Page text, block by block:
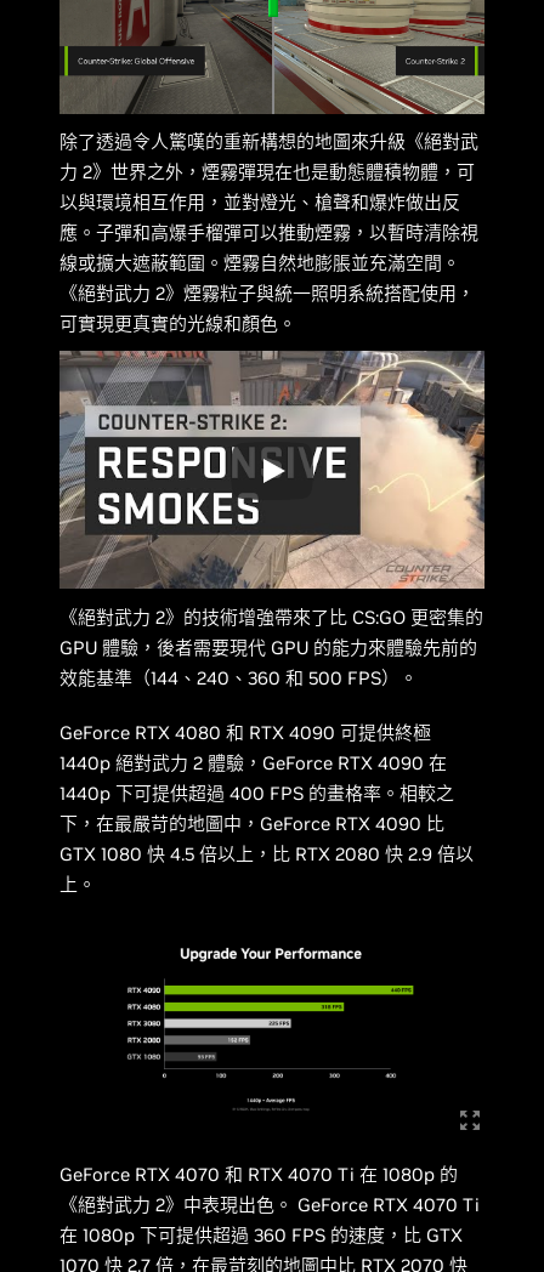
除了透過令人驚嘆的重新構想的地圖來升級《絕對武
力 2》世界之外，煙霧彈現在也是動態體積物體，可
以與環境相互作用，並對燈光、槍聲和爆炸做出反
應。子彈和高爆手榴彈可以推動煙霧，以暫時清除視
線或擴大遮蔽範圍。煙霧自然地膨脹並充滿空間。
《絕對武力 2》煙霧粒子與統一照明系統搭配使用，
可實現更真實的光線和顏色。
《絕對武力 2》的技術增強帶來了比 CS:GO 更密集的
GPU 體驗，後者需要現代 GPU 的能力來體驗先前的
效能基準（144、240、360 和 500 FPS）。
GeForce RTX 4080 和 RTX 4090 可提供終極
1440p 絕對武力 2 體驗，GeForce RTX 4090 在
1440p 下可提供超過 400 FPS 的畫格率。相較之
下，在最嚴苛的地圖中，GeForce RTX 4090 比
GTX 1080 快 4.5 倍以上，比 RTX 2080 快 2.9 倍以
上。
GeForce RTX 4070 和 RTX 4070 Ti 在 1080p 的
《絕對武力 2》中表現出色。 GeForce RTX 4070 Ti
在 1080p 下可提供超過 360 FPS 的速度，比 GTX
1070 快 2.7 倍，在最苛刻的地圖中比 RTX 2070 快